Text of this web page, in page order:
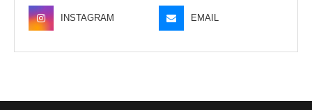
INSTAGRAM EMAIL